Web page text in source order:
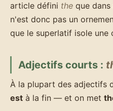
article défini the que dans
n'est donc pas un
que le superlatif isole une
Adjectifs courts :
À la plupart des adjectifs
est à la fin — et on met